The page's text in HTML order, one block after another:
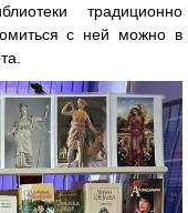
традиционно
с ней можно в